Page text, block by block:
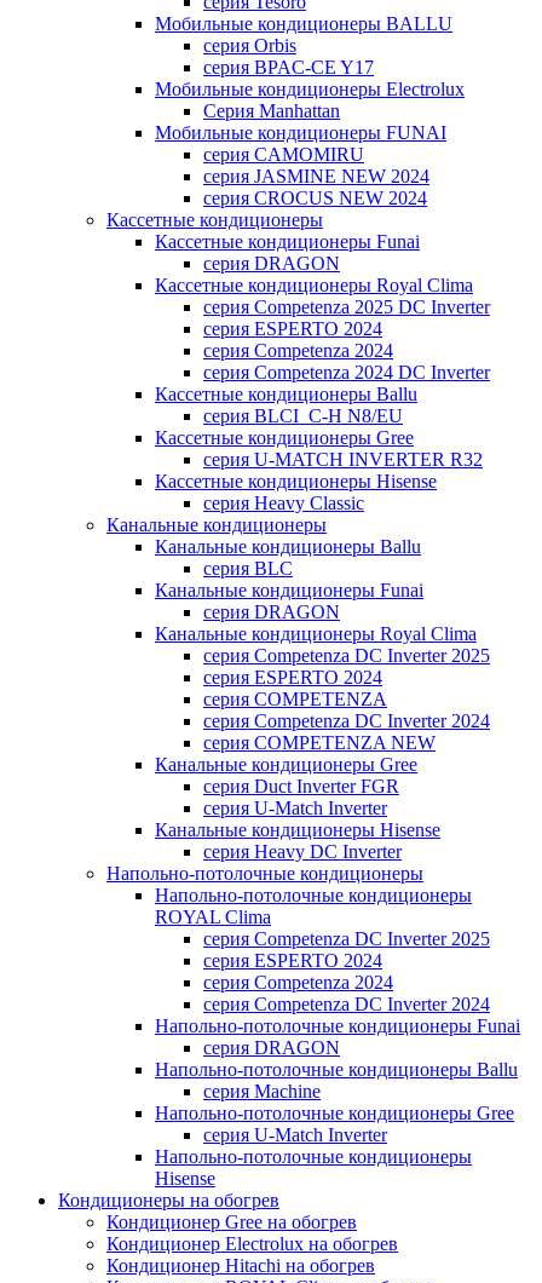
Мобильные кондиционеры BALLU
серия Orbis
серия BPAC-CE Y17
Мобильные кондиционеры Electrolux
Cерия Manhattan
Мобильные кондиционеры FUNAI
серия CAMOMIRU
серия JASMINE NEW 2024
серия CROCUS NEW 2024
Кассетные кондиционеры
Кассетные кондиционеры Funai
серия DRAGON
Кассетные кондиционеры Royal Clima
серия Competenza 2025 DC Inverter
серия ESPERTO 2024
серия Competenza 2024
серия Competenza 2024 DC Inverter
Кассетные кондиционеры Ballu
серия BLCI_C-H N8/EU
Кассетные кондиционеры Gree
серия U-MATCH INVERTER R32
Кассетные кондиционеры Hisense
серия Heavy Classic
Канальные кондиционеры
Канальные кондиционеры Ballu
серия BLC
Канальные кондиционеры Funai
серия DRAGON
Канальные кондиционеры Royal Clima
серия Competenza DC Inverter 2025
серия ESPERTO 2024
серия COMPETENZA
серия Competenza DC Inverter 2024
серия COMPETENZA NEW
Канальные кондиционеры Gree
серия Duct Inverter FGR
серия U-Match Inverter
Канальные кондиционеры Hisense
серия Heavy DC Inverter
Напольно-потолочные кондиционеры
Напольно-потолочные кондиционеры
ROYAL Clima
серия Competenza DC Inverter 2025
серия ESPERTO 2024
серия Competenza 2024
серия Competenza DC Inverter 2024
Напольно-потолочные кондиционеры Funai
серия DRAGON
Напольно-потолочные кондиционеры Ballu
серия Machine
Напольно-потолочные кондиционеры Gree
серия U-Match Inverter
Напольно-потолочные кондиционеры
Hisense
Кондиционеры на обогрев
Кондиционер Gree на обогрев
Кондиционер Electrolux на обогрев
Кондиционер Hitachi на обогрев